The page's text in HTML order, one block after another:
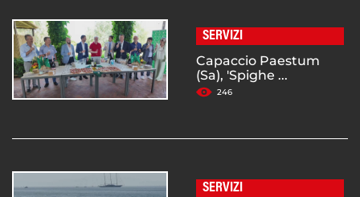
SERVIZI
Capaccio Paestum
(Sa), 'Spighe ...
246
SERVIZI